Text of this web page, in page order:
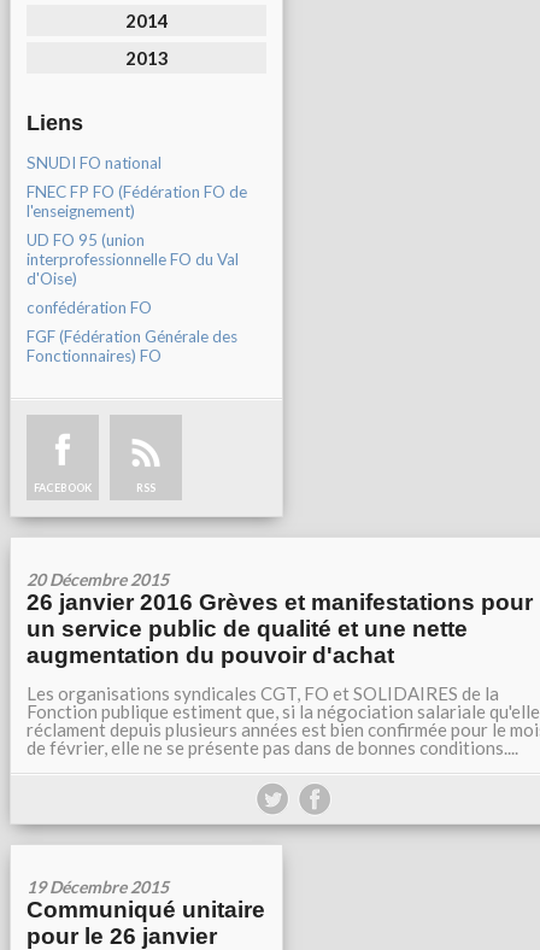
2014
2013
Liens
SNUDI FO national
FNEC FP FO (Fédération FO de
l'enseignement)
UD FO 95 (union
interprofessionnelle FO du Val
d'Oise)
confédération FO
FGF (Fédération Générale des
Fonctionnaires) FO
FACEBOOK RSS
20 Décembre 2015
26 janvier 2016 Grèves et manifestations pour
un service public de qualité et une nette
augmentation du pouvoir d'achat
Les organisations syndicales CGT, FO et SOLIDAIRES de la
Fonction publique estiment que, si la négociation salariale
réclament depuis plusieurs années est bien confirmée pour le
de février, elle ne se présente pas dans de bonnes conditions....
19 Décembre 2015
Communiqué unitaire
pour le 26 janvier